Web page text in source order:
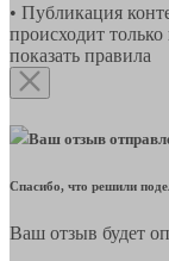
• Публикация
происходит
показать правила
Ваш отзыв
Спасибо, что решили
Ваш отзыв будет